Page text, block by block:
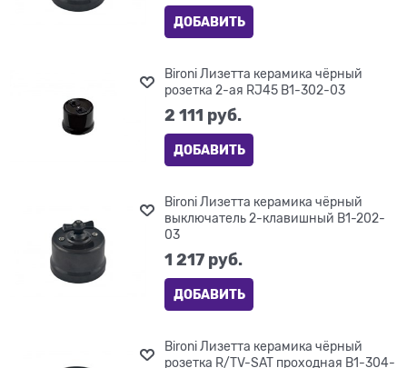
ДОБАВИТЬ
Bironi Лизетта керамика чёрный
розетка 2-ая RJ45 B1-302-03
2 111 руб.
ДОБАВИТЬ
Bironi Лизетта керамика чёрный
выключатель 2-клавишный B1-202-
03
1 217 руб.
ДОБАВИТЬ
Bironi Лизетта керамика чёрный
розетка R/TV-SAT проходная B1-304-